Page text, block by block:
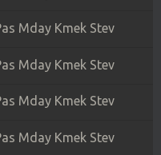
Mday Kmek Stev
Mday Kmek Stev
Mday Kmek Stev
Mday Kmek Stev